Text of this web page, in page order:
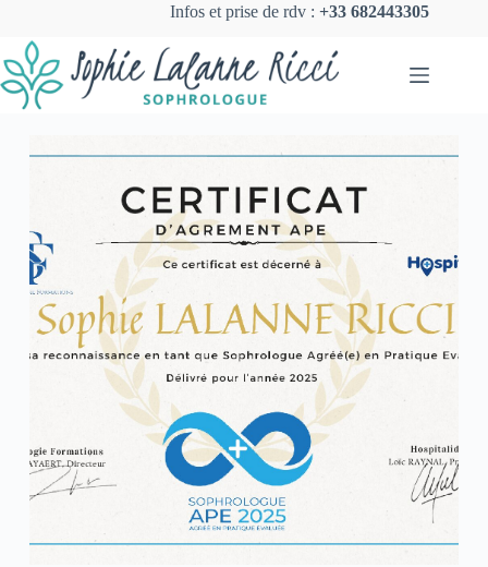
Infos et prise de rdv :+33 682443305